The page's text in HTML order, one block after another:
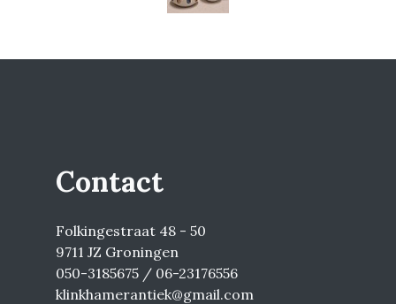
Contact
Folkingestraat 48 - 50
9711 JZ Groningen
050-3185675 / 06-23176556
klinkhamerantiek@gmail.com